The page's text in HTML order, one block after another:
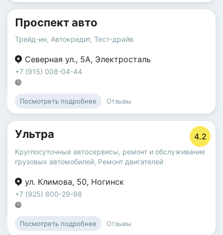
Проспект авто
Трейд-ин, Автокредит, Тест-драйв
Северная ул., 5А, Электросталь
+7 (915) 008-04-44
Посмотреть подробнее Отзывы
Ультра 4.2
Круглосуточные автосервисы, ремонт и обслуживание
грузовых автомобилей, Ремонт двигателей
ул. Климова, 50, Ногинск
+7 (925) 800-29-98
Посмотреть подробнее Отзывы